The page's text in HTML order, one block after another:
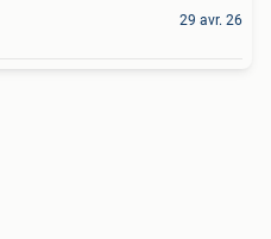
29 avr. 26